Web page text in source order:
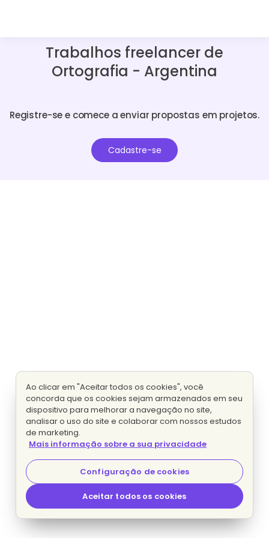
Trabalhos freelancer de
Ortografia - Argentina
Registre-se e comece a enviar propostas em projetos.
Cadastre-se
Ao clicar em "Aceitar todos os cookies", você
concorda que os cookies sejam armazenados em seu
dispositivo para melhorar a navegação no site,
analisar o uso do site e colaborar com nossos estudos
de marketing.
Mais informação sobre a sua privacidade
Configuração de cookies
Aceitar todos os cookies